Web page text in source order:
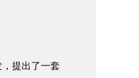
提出了一套